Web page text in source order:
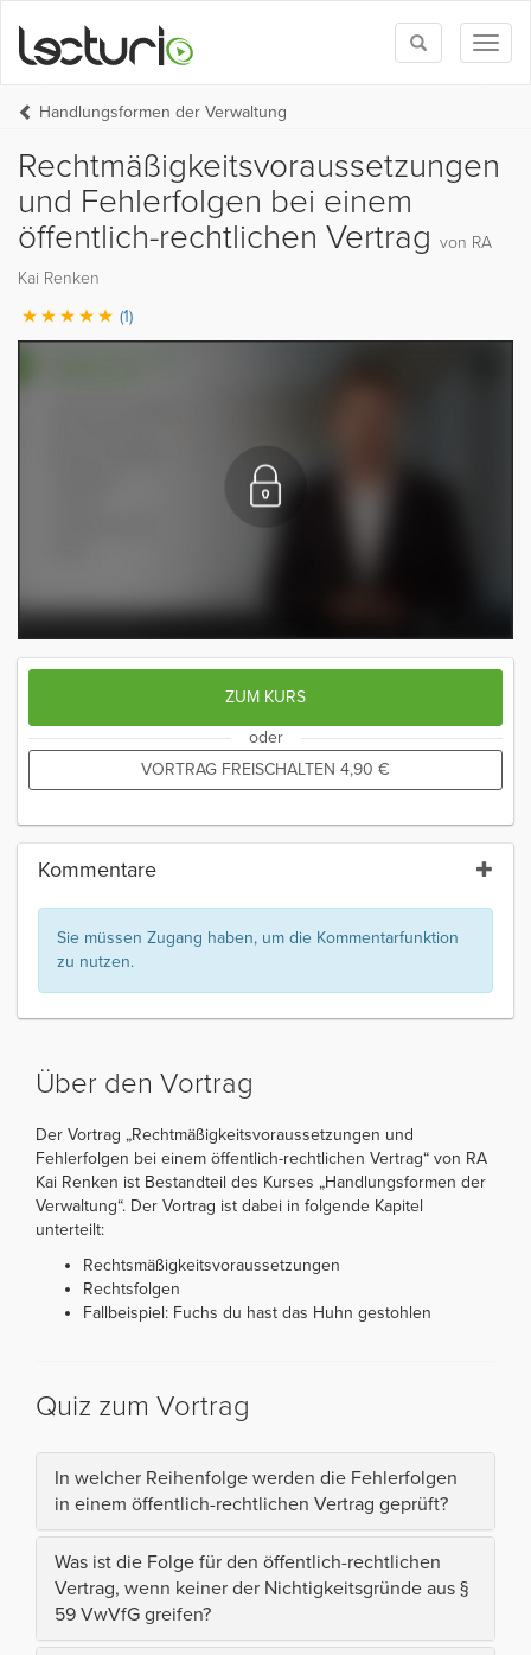
Toggle
search
Handlungsformen der Verwaltung
Rechtmäßigkeitsvoraussetzungen
und Fehlerfolgen bei einem
öffentlich-rechtlichen Vertrag von RA
Kai Renken
(1)
ZUM KURS
oder
VORTRAG FREISCHALTEN 4,90 €
Kommentare
Sie müssen Zugang haben, um die Kommentarfunktion
zu nutzen.
Über den Vortrag
Der Vortrag „Rechtmäßigkeitsvoraussetzungen und
Fehlerfolgen bei einem öffentlich-rechtlichen Vertrag“ von RA
Kai Renken ist Bestandteil des Kurses „Handlungsformen der
Verwaltung“. Der Vortrag ist dabei in folgende Kapitel
unterteilt:
Rechtsmäßigkeitsvoraussetzungen
Rechtsfolgen
Fallbeispiel: Fuchs du hast das Huhn gestohlen
Quiz zum Vortrag
In welcher Reihenfolge werden die Fehlerfolgen
in einem öffentlich-rechtlichen Vertrag geprüft?
Was ist die Folge für den öffentlich-rechtlichen
Vertrag, wenn keiner der Nichtigkeitsgründe aus §
59 VwVfG greifen?